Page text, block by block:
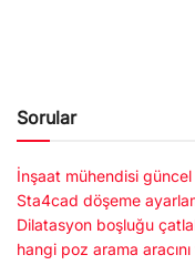
Sorular
İnşaat mühendisi
Sta4cad döşeme
Dilatasyon boşluğu
hangi poz arama